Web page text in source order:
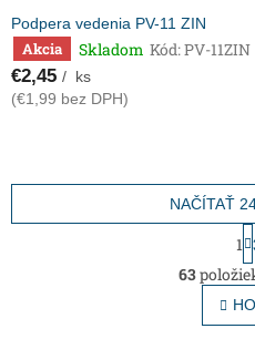
Podpera vedenia PV-11 ZIN
Akcia Skladom Kód:PV-11ZIN
€2,45 / ks
(€1,99 bez DPH)
O
l
NAČÍTAŤ
t
r
n
k
1
63